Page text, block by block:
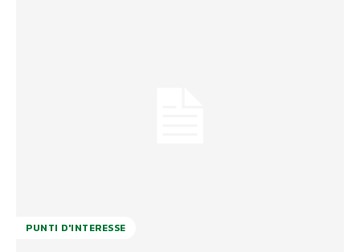
PUNTI D'INTERESSE